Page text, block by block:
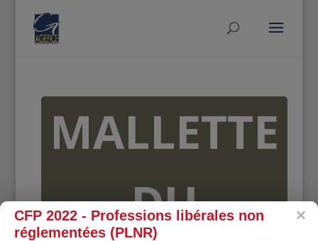
MALLETTE
DU
CFP 2022 - Professions libérales non
réglementées (PLNR)